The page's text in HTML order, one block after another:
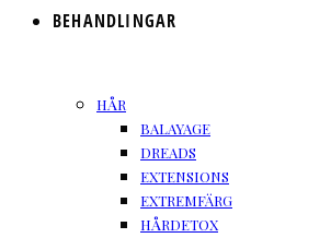
BEHANDLINGAR
HÅR
BALAYAGE
DREADS
EXTENSIONS
EXTREMFÄRG
HÅRDETOX